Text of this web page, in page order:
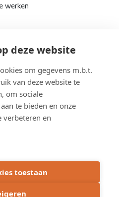
deze website
om gegevens m.b.t.
van deze website te
om sociale
te bieden en onze
verbeteren en
toestaan
werken
Infomarkt Infopanelen
nieuwsbrief